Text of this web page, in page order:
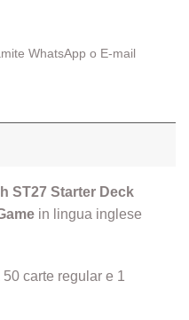
WhatsApp o E-mail
ST27 Starter Deck
in lingua inglese
carte regular e 1